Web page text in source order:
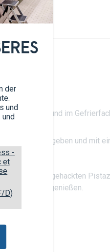
der
und
und
-
et
D)
waschen und im
in eine Schale geben und mit
gießen, die gehackten
und sofort genießen.